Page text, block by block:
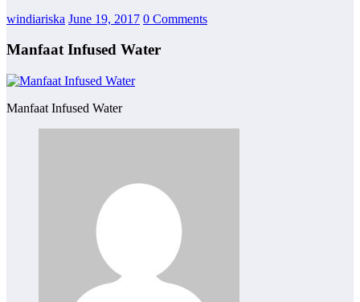
windiariska June 19, 2017 0 Comments
Manfaat Infused Water
Manfaat Infused Water